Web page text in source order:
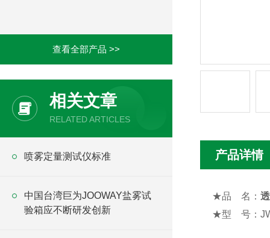
查看全部产品 >>
相关文章
RELATED ARTICLES
喷雾定量测试仪标准
中国台湾巨为JOOWAY盐雾试
验箱应不断研发创新
产品详情
★品 名：
★型 号：